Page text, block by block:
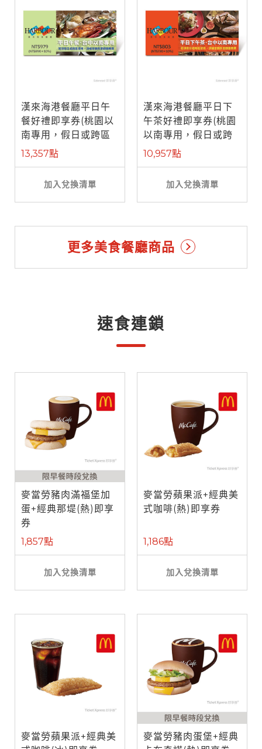
漢來海港餐廳平日午
餐好禮即享券(桃園以
南專用，假日或跨區
使用補需差 ...
13,357點
加入兌換清單
漢來海港餐廳平日下
午茶好禮即享券(桃園
以南專用，假日或跨
區使用補需 ...
10,957點
加入兌換清單
更多美食餐廳商品
速食連鎖
麥當勞豬肉滿福堡加
蛋+經典那堤(熱)即享
券
1,857點
加入兌換清單
麥當勞蘋果派+經典美
式咖啡(熱)即享券
1,186點
加入兌換清單
麥當勞蘋果派+經典美
麥當勞豬肉蛋堡+經典